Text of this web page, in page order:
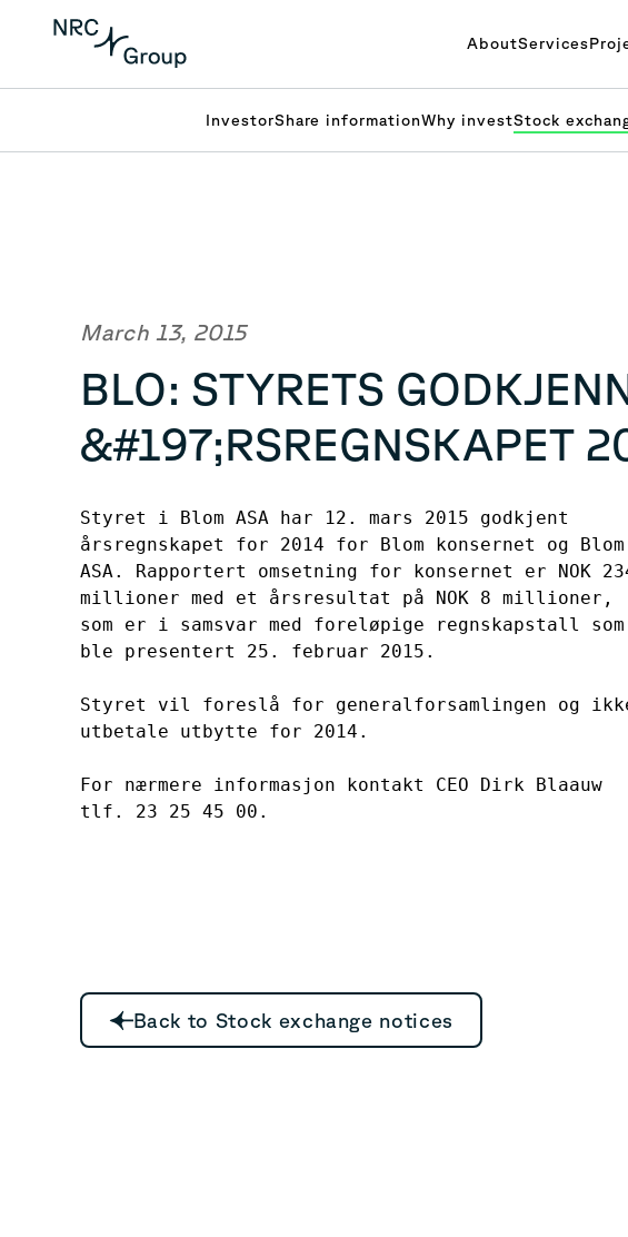
AboutServices
InvestorShare informationWhy investStock
March 13, 2015
BLO: STYRETS
&#197;RSREGNSKAPET
Styret i Blom ASA har 12. mars 2015 godkjent
årsregnskapet for 2014 for Blom konsernet og Blom
ASA. Rapportert omsetning for konsernet er NOK
millioner med et årsresultat på NOK 8 millioner,
som er i samsvar med foreløpige regnskapstall som
ble presentert 25. februar 2015.
Styret vil foreslå for generalforsamlingen og
utbetale utbytte for 2014.
For nærmere informasjon kontakt CEO Dirk Blaauw
Back to Stock exchange notices